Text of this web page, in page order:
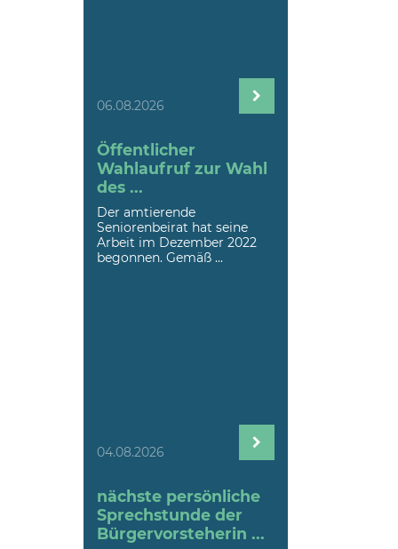
06.08.2026
Öffentlicher
Wahlaufruf zur Wahl
des ...
Der amtierende
Seniorenbeirat hat seine
Arbeit im Dezember 2022
begonnen. Gemäß ...
04.08.2026
nächste persönliche
Sprechstunde der
Bürgervorsteherin ...